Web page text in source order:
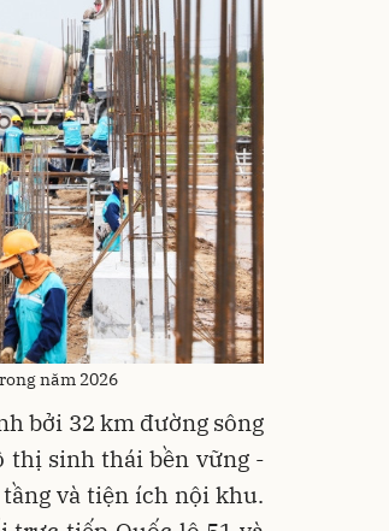
năm 2026
bởi 32 km đường sông
thị sinh thái bền vững -
và tiện ích nội khu.